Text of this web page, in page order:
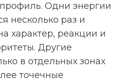
Одни энергии
несколько раз и
характер, реакции и
Другие
в отдельных зонах
точечные